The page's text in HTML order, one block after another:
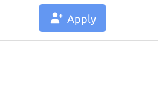
Apply